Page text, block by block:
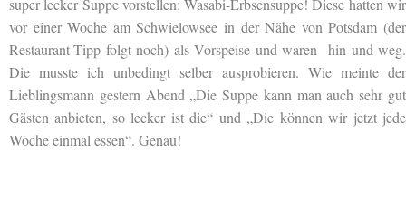
super lecker Suppe vorstellen: Wasabi-Erbsensuppe! Diese hatten wir
vor einer Woche am Schwielowsee in der Nähe von Potsdam (der
Restaurant-Tipp folgt noch) als Vorspeise und waren hin und weg.
Die musste ich unbedingt selber ausprobieren. Wie meinte der
Lieblingsmann gestern Abend „Die Suppe kann man auch sehr gut
Gästen anbieten, so lecker ist die“ und „Die können wir jetzt jede
Woche einmal essen“. Genau!